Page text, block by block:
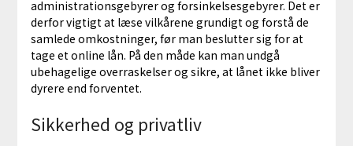
administrationsgebyrer og forsinkelsesgebyrer. Det er
derfor vigtigt at læse vilkårene grundigt og forstå de
samlede omkostninger, før man beslutter sig for at
tage et online lån. På den måde kan man undgå
ubehagelige overraskelser og sikre, at lånet ikke bliver
dyrere end forventet.
Sikkerhed og privatliv